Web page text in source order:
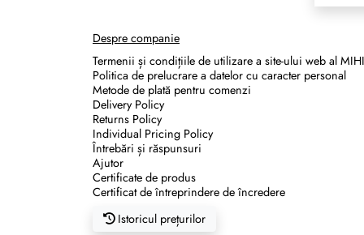
Despre companie
Termenii și condițiile de utilizare a site-ului web al MIHI
Politica de prelucrare a datelor cu caracter personal
Metode de plată pentru comenzi
Delivery Policy
Returns Policy
Individual Pricing Policy
Întrebări și răspunsuri
Ajutor
Certificate de produs
Certificat de întreprindere de încredere
Istoricul prețurilor